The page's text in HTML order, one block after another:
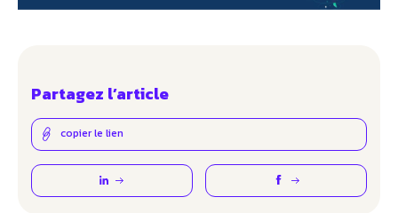
Partagez l’article
copier le lien